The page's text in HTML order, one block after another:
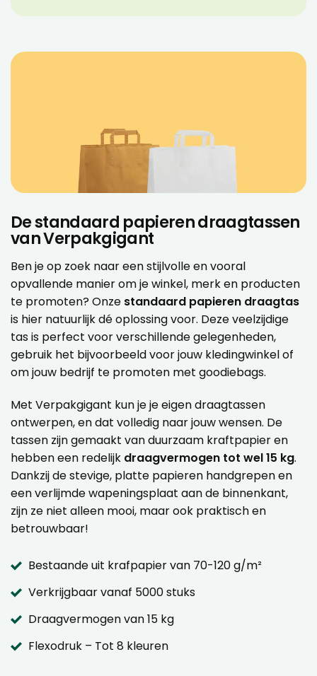
De standaard papieren draagtassen
van Verpakgigant
Ben je op zoek naar een stijlvolle en vooral
opvallende manier om je winkel, merk en producten
te promoten? Onze standaard papieren draagtas
is hier natuurlijk dé oplossing voor. Deze veelzijdige
tas is perfect voor verschillende gelegenheden,
gebruik het bijvoorbeeld voor jouw kledingwinkel of
om jouw bedrijf te promoten met goodiebags.
Met Verpakgigant kun je je eigen draagtassen
ontwerpen, en dat volledig naar jouw wensen. De
tassen zijn gemaakt van duurzaam kraftpapier en
hebben een redelijk draagvermogen tot wel 15 kg.
Dankzij de stevige, platte papieren handgrepen en
een verlijmde wapeningsplaat aan de binnenkant,
zijn ze niet alleen mooi, maar ook praktisch en
betrouwbaar!
Bestaande uit krafpapier van 70-120 g/m²
Verkrijgbaar vanaf 5000 stuks
Draagvermogen van 15 kg
Flexodruk – Tot 8 kleuren